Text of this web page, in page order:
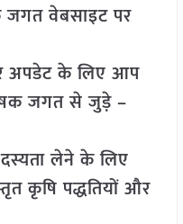
जगत वेबसाइट पर
अपडेट के लिए आप
जगत से जुड़े –
लेने के लिए
कृषि पद्धतियों और